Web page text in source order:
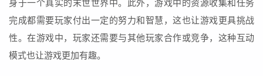
身于一个真实的末世世界中。此外，游戏中的资源收集和任务
完成都需要玩家付出一定的努力和智慧，这也让游戏更具挑战
性。在游戏中，玩家还需要与其他玩家合作或竞争，这种互动
模式也让游戏更加有趣。